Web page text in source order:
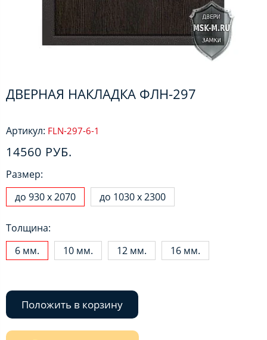
ДВЕРНАЯ НАКЛАДКА ФЛН-297
Артикул: FLN-297-6-1
14560 РУБ.
Размер:
до 930 х 2070
до 1030 х 2300
Толщина:
6 мм.
10 мм. 12 мм. 16 мм.
Положить в корзину